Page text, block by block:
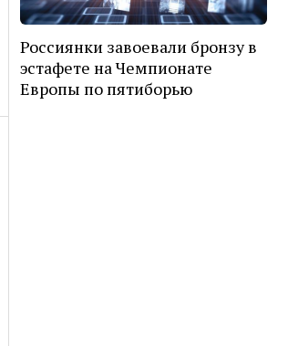
Россиянки завоевали бронзу в
эстафете на Чемпионате
Европы по пятиборью